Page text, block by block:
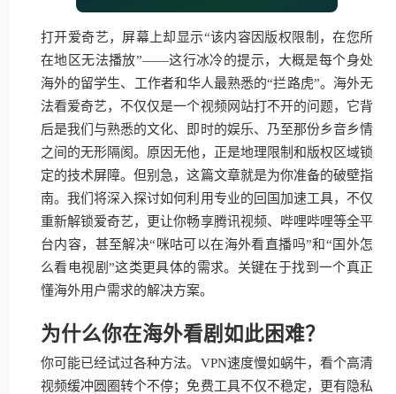
打开爱奇艺，屏幕上却显示“该内容因版权限制，在您所
在地区无法播放”——这行冰冷的提示，大概是每个身处
海外的留学生、工作者和华人最熟悉的“拦路虎”。海外无
法看爱奇艺，不仅仅是一个视频网站打不开的问题，它背
后是我们与熟悉的文化、即时的娱乐、乃至那份乡音乡情
之间的无形隔阂。原因无他，正是地理限制和版权区域锁
定的技术屏障。但别急，这篇文章就是为你准备的破壁指
南。我们将深入探讨如何利用专业的回国加速工具，不仅
重新解锁爱奇艺，更让你畅享腾讯视频、哔哩哔哩等全平
台内容，甚至解决“咪咕可以在海外看直播吗”和“国外怎
么看电视剧”这类更具体的需求。关键在于找到一个真正
懂海外用户需求的解决方案。
为什么你在海外看剧如此困难？
你可能已经试过各种方法。VPN速度慢如蜗牛，看个高清
视频缓冲圆圈转个不停；免费工具不仅不稳定，更有隐私